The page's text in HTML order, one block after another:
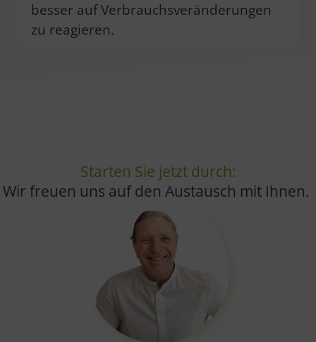
besser auf Verbrauchsveränderungen
zu reagieren.
Starten Sie jetzt durch:
Wir freuen uns auf den Austausch mit Ihnen.